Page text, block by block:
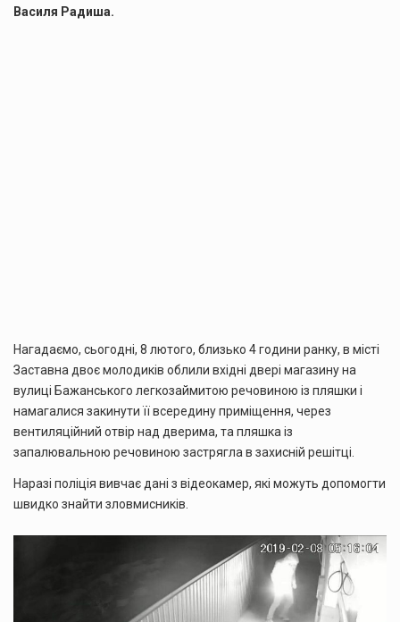
Василя Радиша.
Нагадаємо, сьогодні, 8 лютого, близько 4 години ранку, в місті
Заставна двоє молодиків облили вхідні двері магазину на
вулиці Бажанського легкозаймитою речовиною із пляшки і
намагалися закинути її всередину приміщення, через
вентиляційний отвір над дверима, та пляшка із
запалювальною речовиною застрягла в захисній решітці.
Наразі поліція вивчає дані з відеокамер, які можуть допомогти
швидко знайти зловмисників.